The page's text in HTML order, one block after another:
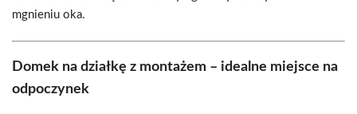
mgnieniu oka.
Domek na działkę z montażem – idealne miejsce na
odpoczynek